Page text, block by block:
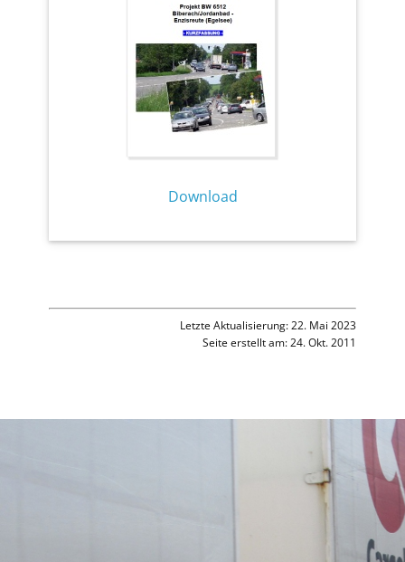
Download
Letzte Aktualisierung: 22. Mai 2023
Seite erstellt am: 24. Okt. 2011